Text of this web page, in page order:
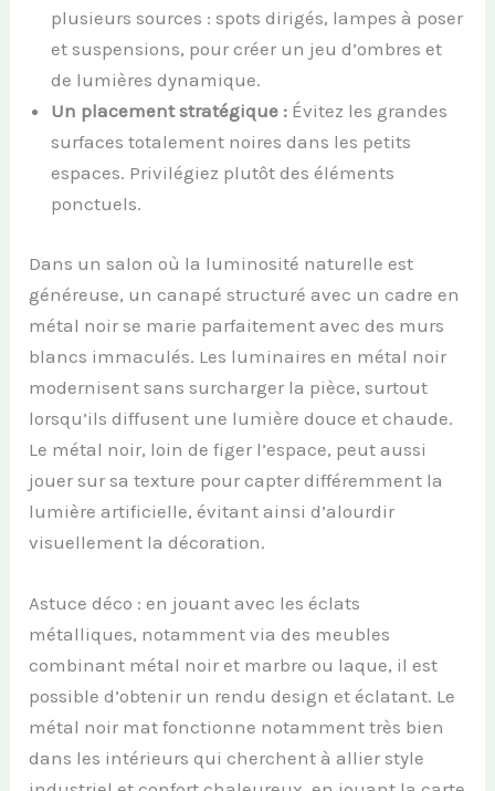
plusieurs sources : spots dirigés, lampes à poser
et suspensions, pour créer un jeu d’ombres et
de lumières dynamique.
Un placement stratégique : Évitez les grandes
surfaces totalement noires dans les petits
espaces. Privilégiez plutôt des éléments
ponctuels.
Dans un salon où la luminosité naturelle est
généreuse, un canapé structuré avec un cadre en
métal noir se marie parfaitement avec des murs
blancs immaculés. Les luminaires en métal noir
modernisent sans surcharger la pièce, surtout
lorsqu’ils diffusent une lumière douce et chaude.
Le métal noir, loin de figer l’espace, peut aussi
jouer sur sa texture pour capter différemment la
lumière artificielle, évitant ainsi d’alourdir
visuellement la décoration.
Astuce déco : en jouant avec les éclats
métalliques, notamment via des meubles
combinant métal noir et marbre ou laque, il est
possible d’obtenir un rendu design et éclatant. Le
métal noir mat fonctionne notamment très bien
dans les intérieurs qui cherchent à allier style